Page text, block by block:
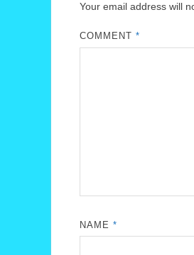
Your email address will
COMMENT*
NAME*